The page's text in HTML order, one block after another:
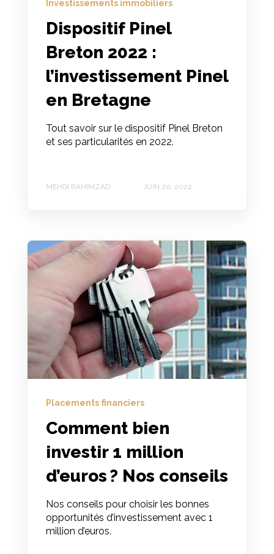
Investissements immobiliers
Dispositif Pinel
Breton 2022 :
l’investissement Pinel
en Bretagne
Tout savoir sur le dispositif Pinel Breton
et ses particularités en 2022.
MEHDI RAHIMZAD JUIN 20, 2022
Placements financiers
Comment bien
investir 1 million
d’euros ? Nos conseils
Nos conseils pour choisir les bonnes
opportunités d’investissement avec 1
million d’euros.